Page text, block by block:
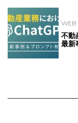
WEB
不動
最新